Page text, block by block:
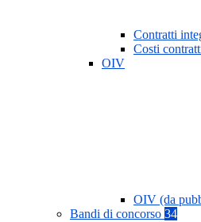
Contratti
Costi
OIV
OIV (da
Bandi di concorso 34